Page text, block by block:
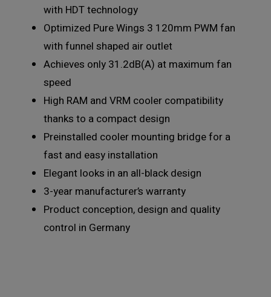
with HDT technology
Optimized Pure Wings 3 120mm PWM fan
with funnel shaped air outlet
Achieves only 31.2dB(A) at maximum fan
speed
High RAM and VRM cooler compatibility
thanks to a compact design
Preinstalled cooler mounting bridge for a
fast and easy installation
Elegant looks in an all-black design
3-year manufacturer’s warranty
Product conception, design and quality
control in Germany